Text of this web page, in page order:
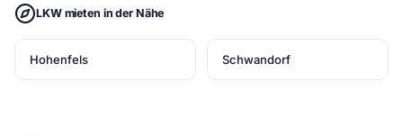
LKW mieten in der Nähe
Hohenfels Schwandorf